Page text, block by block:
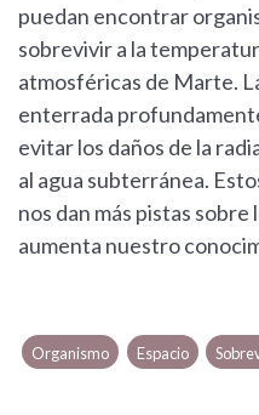
puedan encontrar
sobrevivir a la
atmosféricas de Marte.
enterrada
evitar los daños de la
al agua subterránea.
nos dan más pistas sobre
aumenta nuestro
Organismo Espacio